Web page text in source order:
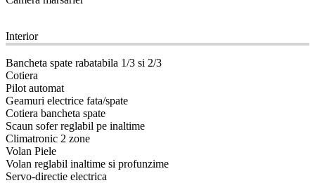
Interior
Bancheta spate rabatabila 1/3 si 2/3
Cotiera
Pilot automat
Geamuri electrice fata/spate
Cotiera bancheta spate
Scaun sofer reglabil pe inaltime
Climatronic 2 zone
Volan Piele
Volan reglabil inaltime si profunzime
Servo-directie electrica